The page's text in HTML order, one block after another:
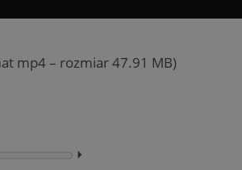
mp4 – rozmiar 47.91 MB)
⏵︎